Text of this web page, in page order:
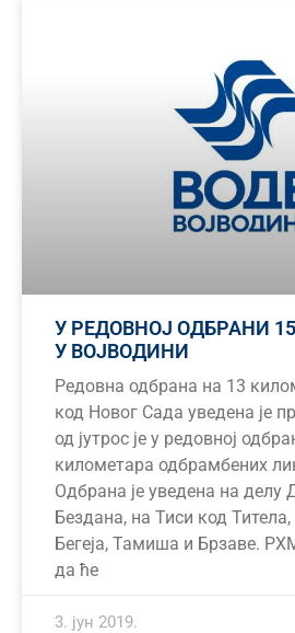
У РЕДОВНОЈ ОДБРАНИ
У ВОЈВОДИНИ
Редовна одбрана на 13
код Новог Сада уведена је
од јутрос је у редовној
километара одбрамбених
Одбрана је уведена на делу
Бездана, на Тиси код
Бегеја, Тамиша и Брзаве.
да ће
3. јун 2019.